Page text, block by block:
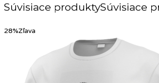
Súvisiace
28%Zľava